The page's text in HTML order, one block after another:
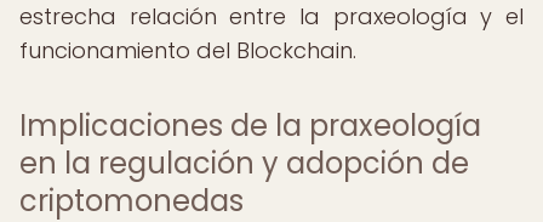
estrecha relación entre la praxeología y el
funcionamiento del Blockchain.
Implicaciones de la praxeología
en la regulación y adopción de
criptomonedas